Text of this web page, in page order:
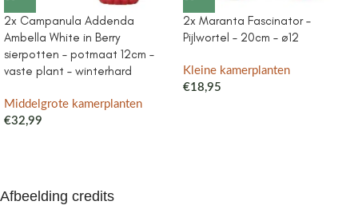
2x Campanula Addenda
Ambella White in Berry
sierpotten – potmaat 12cm –
vaste plant – winterhard
Middelgrote kamerplanten
€32,99
2x Maranta Fascinator –
Pijlwortel – 20cm – ø12
Kleine kamerplanten
€18,95
Afbeelding credits